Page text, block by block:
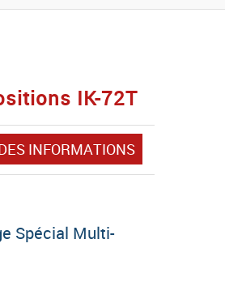
IK-72T
INFORMATIONS
Spécial Multi-